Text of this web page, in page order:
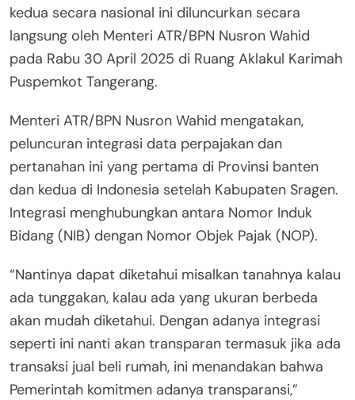
kedua secara nasional ini diluncurkan secara
langsung oleh Menteri ATR/BPN Nusron Wahid
pada Rabu 30 April 2025 di Ruang Aklakul Karimah
Puspemkot Tangerang.
Menteri ATR/BPN Nusron Wahid mengatakan,
peluncuran integrasi data perpajakan dan
pertanahan ini yang pertama di Provinsi banten
dan kedua di Indonesia setelah Kabupaten Sragen.
Integrasi menghubungkan antara Nomor Induk
Bidang (NIB) dengan Nomor Objek Pajak (NOP).
“Nantinya dapat diketahui misalkan tanahnya kalau
ada tunggakan, kalau ada yang ukuran berbeda
akan mudah diketahui. Dengan adanya integrasi
seperti ini nanti akan transparan termasuk jika ada
transaksi jual beli rumah, ini menandakan bahwa
Pemerintah komitmen adanya transparansi,”